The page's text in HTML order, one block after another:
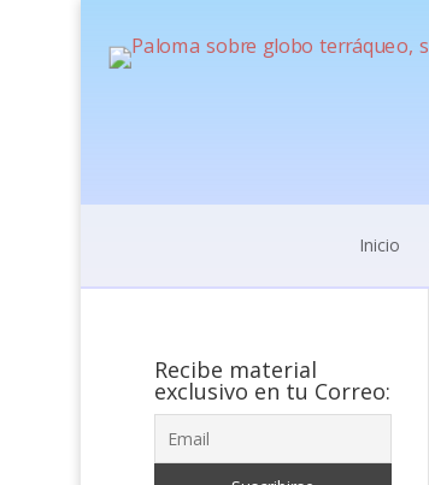
Inicio
Recibe material
exclusivo en tu Correo: